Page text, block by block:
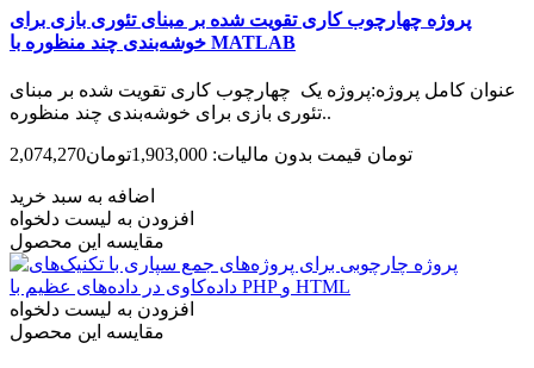
پروژه چهارچوب کاری تقویت شده بر مبنای تئوری بازی برای
خوشه‌بندی چند منظوره با MATLAB
عنوان کامل پروژه:پروژه یک چهارچوب کاری تقویت شده بر مبنای
تئوری بازی برای خوشه‌بندی چند منظوره..
2,074,270تومان قیمت بدون مالیات: 1,903,000تومان
اضافه به سبد خرید
افزودن به لیست دلخواه
مقایسه این محصول
افزودن به لیست دلخواه
مقایسه این محصول